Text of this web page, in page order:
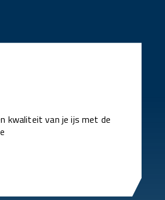
kwaliteit van je ijs met de